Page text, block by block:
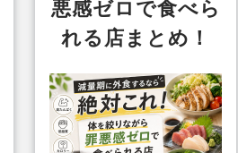
悪感ゼロで食べら
れる店まとめ！